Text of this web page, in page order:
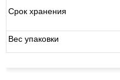
Срок хранения
Вес упаковки